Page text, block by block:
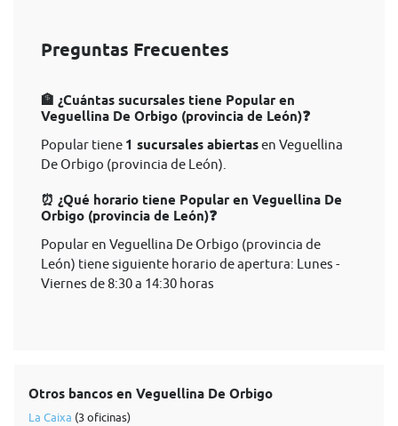
Preguntas Frecuentes
🏦 ¿Cuántas sucursales tiene Popular en
Veguellina De Orbigo (provincia de León)❓
Popular tiene 1 sucursales abiertasen Veguellina
De Orbigo (provincia de León).
⏰ ¿Qué horario tiene Popular en Veguellina De
Orbigo (provincia de León)❓
Popular en Veguellina De Orbigo (provincia de
León) tiene siguiente horario de apertura: Lunes -
Viernes de 8:30 a 14:30 horas
Otros bancos en Veguellina De Orbigo
La Caixa (3 oficinas)